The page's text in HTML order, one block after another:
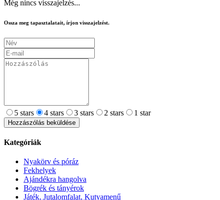
Még nincs visszajelzés...
Ossza meg tapasztalatait, írjon visszajelzést.
5 stars 4 stars 3 stars 2 stars 1 star
Hozzászólás beküldése
Kategóriák
Nyakörv és póráz
Fekhelyek
Ajándékra hangolva
Bögrék és tányérok
Játék, Jutalomfalat, Kutyamenű